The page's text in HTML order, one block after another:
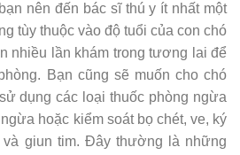
nên đến bác sĩ thú y ít nhất một
tùy thuộc vào độ tuổi của con chó
nhiều lần khám trong tương lai để
Bạn cũng sẽ muốn cho chó
dụng các loại thuốc phòng ngừa
hoặc kiểm soát bọ chét, ve, ký
giun tim. Đây thường là những